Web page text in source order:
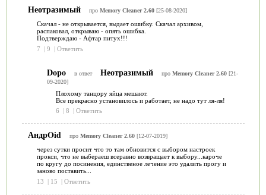
Неотразимый про Memory Cleaner 2.60[25-08-2020]
Скачал - не открывается, выдает ошибку. Скачал архивом,
распаковал, открываю - опять ошибка.
Подтверждаю - Афтар питух!!!
7
| 9 | Ответить
Dopo в ответ Неотразимый про Memory Cleaner 2.60[21-
09-2020]
Плохому танцору яйца мешают.
Все прекрасно установилось и работает, не надо тут ля-ля!
6
| 8 | Ответить
АндрOid про Memory Cleaner 2.60[12-07-2019]
через сутки просит что то там обновится с выбором настроек
прокси, что не выбераеш всеравно возвращает к выбору...кароче
по кругу до посинения, единственое лечение это удалить прогу и
заново поставить...
13
| 15 | Ответить